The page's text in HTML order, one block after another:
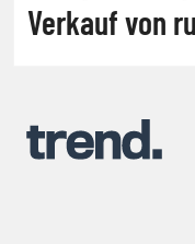
Verkauf von